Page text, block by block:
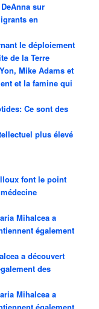
sur
en
le déploiement
de la Terre
Mike Adams et
et la famine qui
Ce sont des
plus élevé
font le point
Mihalcea a
également
a découvert
des
Mihalcea a
également